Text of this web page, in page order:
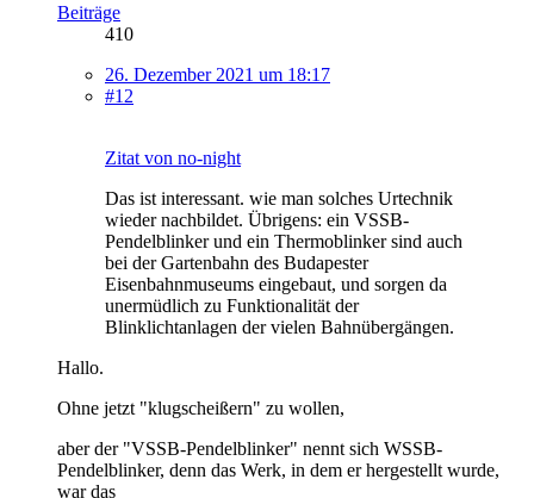
Beiträge
410
26. Dezember 2021 um 18:17
#12
Zitat von no-night
Das ist interessant. wie man solches Urtechnik
wieder nachbildet. Übrigens: ein VSSB-
Pendelblinker und ein Thermoblinker sind auch
bei der Gartenbahn des Budapester
Eisenbahnmuseums eingebaut, und sorgen da
unermüdlich zu Funktionalität der
Blinklichtanlagen der vielen Bahnübergängen.
Hallo.
Ohne jetzt "klugscheißern" zu wollen,
aber der "VSSB-Pendelblinker" nennt sich WSSB-
Pendelblinker, denn das Werk, in dem er hergestellt wurde,
war das